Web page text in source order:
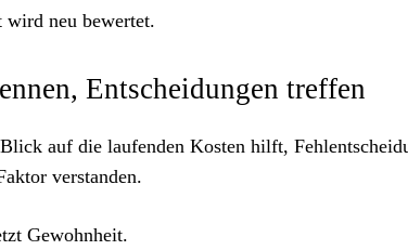
wird neu bewertet.
Entscheidungen treffen
auf die laufenden Kosten hilft,
verstanden.
Gewohnheit.